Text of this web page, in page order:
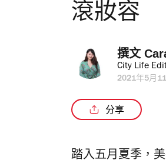
滾妝容
撰文
City Life
2021年5月
分享
踏入五月夏季，